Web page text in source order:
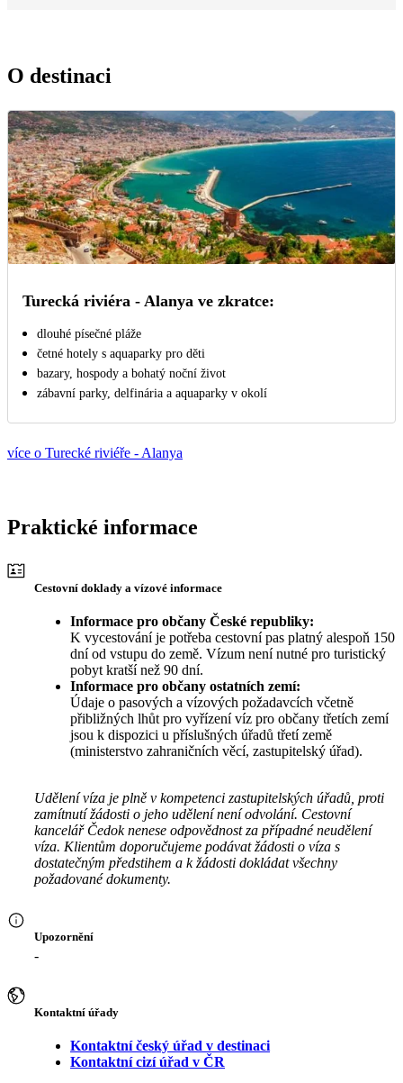
O destinaci
Turecká riviéra - Alanya ve zkratce:
dlouhé písečné pláže
četné hotely s aquaparky pro děti
bazary, hospody a bohatý noční život
zábavní parky, delfinária a aquaparky v okolí
více o Turecké riviéře - Alanya
Praktické informace
Cestovní doklady a vízové informace
Informace pro občany České republiky:
K vycestování je potřeba cestovní pas platný alespoň 150
dní od vstupu do země. Vízum není nutné pro turistický
pobyt kratší než 90 dní.
Informace pro občany ostatních zemí:
Údaje o pasových a vízových požadavcích včetně
přibližných lhůt pro vyřízení víz pro občany třetích zemí
jsou k dispozici u příslušných úřadů třetí země
(ministerstvo zahraničních věcí, zastupitelský úřad).
Udělení víza je plně v kompetenci zastupitelských úřadů, proti
zamítnutí žádosti o jeho udělení není odvolání. Cestovní
kancelář Čedok nenese odpovědnost za případné neudělení
víza. Klientům doporučujeme podávat žádosti o víza s
dostatečným předstihem a k žádosti dokládat všechny
požadované dokumenty.
Upozornění
-
Kontaktní úřady
Kontaktní český úřad v destinaci
Kontaktní cizí úřad v ČR